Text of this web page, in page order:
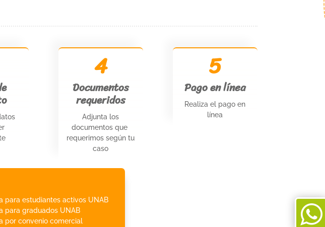

4
Documentos
requeridos
Adjunta los
documentos que
requerimos según tu
caso
5
Pago en línea
Realiza el pago en
línea
para estudiantes activos UNAB
para graduados UNAB
por convenio comercial